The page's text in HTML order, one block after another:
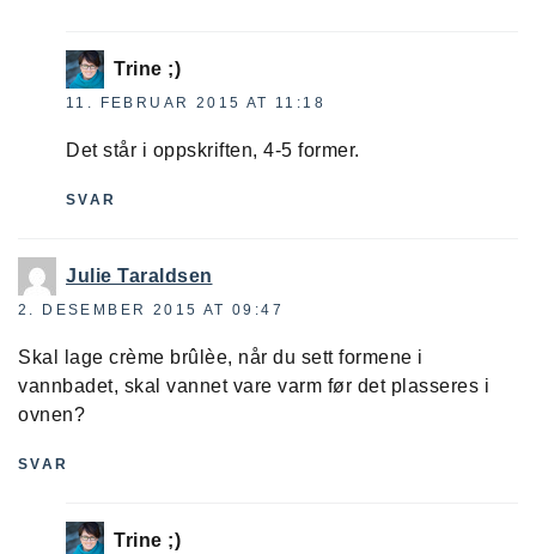
Trine ;)
11. FEBRUAR 2015 AT 11:18
Det står i oppskriften, 4-5 former.
SVAR
Julie Taraldsen
2. DESEMBER 2015 AT 09:47
Skal lage crème brûlèe, når du sett formene i
vannbadet, skal vannet vare varm før det plasseres i
ovnen?
SVAR
Trine ;)